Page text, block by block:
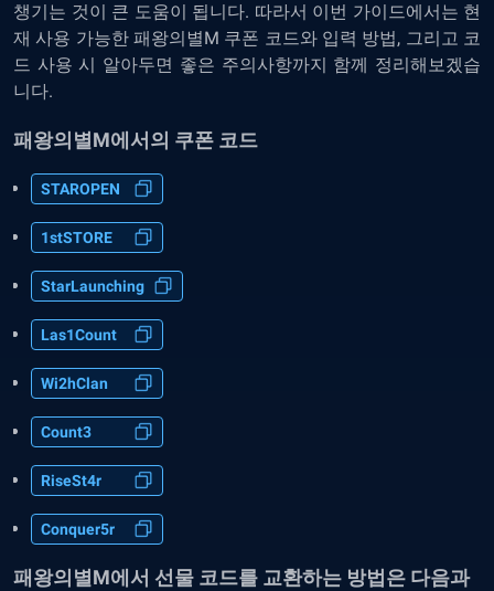
챙기는 것이 큰 도움이 됩니다. 따라서 이번 가이드에서는 현
재 사용 가능한 패왕의별M 쿠폰 코드와 입력 방법, 그리고 코
드 사용 시 알아두면 좋은 주의사항까지 함께 정리해보겠습
니다.
패왕의별M에서의 쿠폰 코드
STAROPEN
1stSTORE
StarLaunching
Las1Count
Wi2hClan
Count3
RiseSt4r
Conquer5r
패왕의별M에서 선물 코드를 교환하는 방법은 다음과